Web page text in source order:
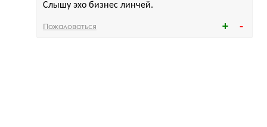
Слышу эхо бизнес линчей.
Пожаловаться